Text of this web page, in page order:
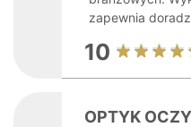
zapewnia
10
OPTYK